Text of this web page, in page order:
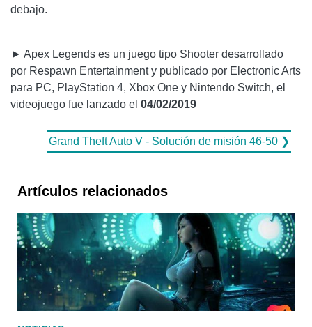
debajo.
► Apex Legends es un juego tipo Shooter desarrollado
por Respawn Entertainment y publicado por Electronic Arts
para PC, PlayStation 4, Xbox One y Nintendo Switch, el
videojuego fue lanzado el 04/02/2019
Grand Theft Auto V - Solución de misión 46-50 ❯
Artículos relacionados